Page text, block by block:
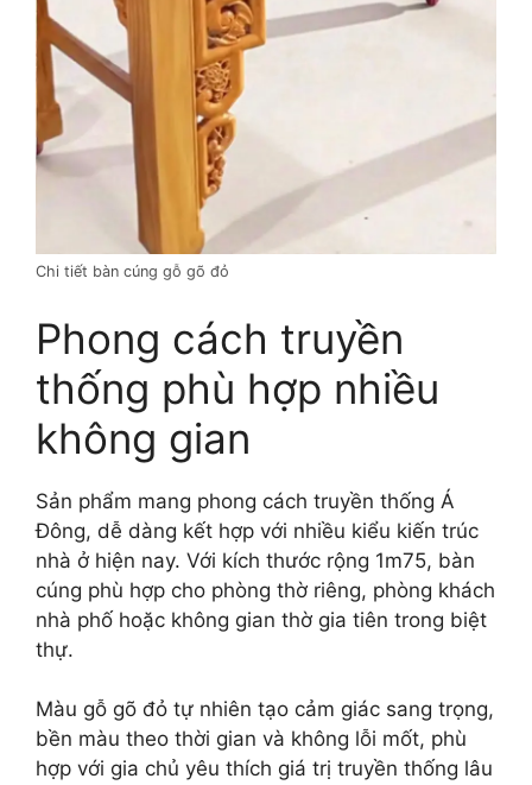
Chi tiết bàn cúng gỗ gõ đỏ
Phong cách truyền
thống phù hợp nhiều
không gian
Sản phẩm mang phong cách truyền thống Á
Đông, dễ dàng kết hợp với nhiều kiểu kiến trúc
nhà ở hiện nay. Với kích thước rộng 1m75, bàn
cúng phù hợp cho phòng thờ riêng, phòng khách
nhà phố hoặc không gian thờ gia tiên trong biệt
thự.
Màu gỗ gõ đỏ tự nhiên tạo cảm giác sang trọng,
bền màu theo thời gian và không lỗi mốt, phù
hợp với gia chủ yêu thích giá trị truyền thống lâu